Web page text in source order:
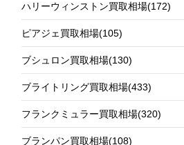
ハリーウィンストン買取相場(172)
ピアジェ買取相場(105)
ブシュロン買取相場(130)
ブライトリング買取相場(433)
フランクミュラー買取相場(320)
ブランパン買取相場(108)